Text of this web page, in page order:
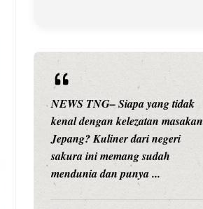
NEWS TNG– Siapa yang tidak
kenal dengan kelezatan masakan
Jepang? Kuliner dari negeri
sakura ini memang sudah
mendunia dan punya ...